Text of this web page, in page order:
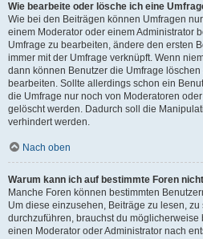
Wie bearbeite oder lösche ich eine
Wie bei den Beiträgen können Umfragen
einem Moderator oder einem Administrator
Umfrage zu bearbeiten, ändere den ersten
immer mit der Umfrage verknüpft. Wenn
dann können Benutzer die Umfrage
bearbeiten. Sollte allerdings schon ein
die Umfrage nur noch von Moderatoren
gelöscht werden. Dadurch soll die
verhindert werden.
Nach oben
Warum kann ich auf bestimmte Foren
Manche Foren können bestimmten
Um diese einzusehen, Beiträge zu lesen,
durchzuführen, brauchst du
einen Moderator oder Administrator nach